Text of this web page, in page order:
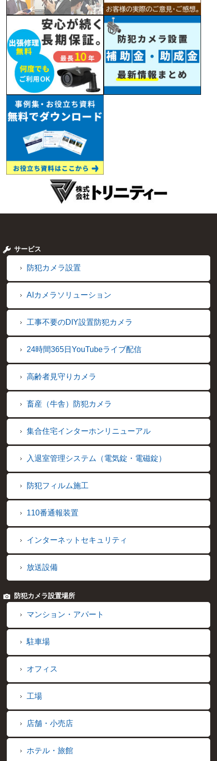
サービス
防犯カメラ設置
AIカメラソリューション
工事不要のDIY設置防犯カメラ
24時間365日YouTubeライブ配信
高齢者見守りカメラ
畜産（牛舎）防犯カメラ
集合住宅インターホンリニューアル
入退室管理システム（電気錠・電磁錠）
防犯フィルム施工
110番通報装置
インターネットセキュリティ
放送設備
防犯カメラ設置場所
マンション・アパート
駐車場
オフィス
工場
店舗・小売店
ホテル・旅館